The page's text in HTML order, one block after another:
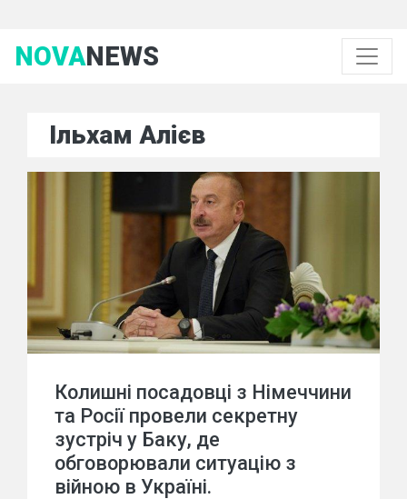
NOVANEWS
Ільхам Алієв
Колишні посадовці з Німеччини
та Росії провели секретну
зустріч у Баку, де
обговорювали ситуацію з
війною в Україні.